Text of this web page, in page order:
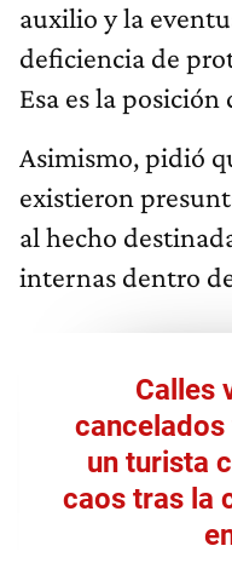
auxilio y la
deficiencia de
Esa es la
Asimismo, pidió
existieron
al hecho
internas dentro
Calles
cancelados
un turista
caos tras la